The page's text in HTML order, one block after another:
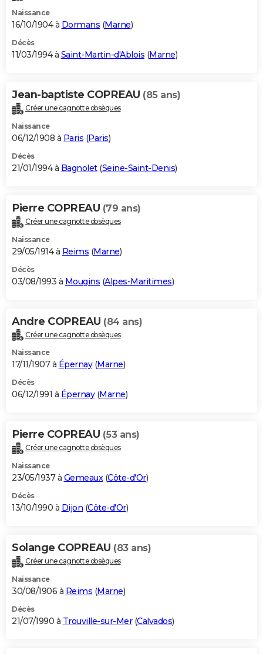
Naissance
16/10/1904 à Dormans (Marne)
Décès
11/03/1994 à Saint-Martin-d'Ablois (Marne)
Jean-baptiste COPREAU (85 ans)
Créer une cagnotte obsèques
Naissance
06/12/1908 à Paris (Paris)
Décès
21/01/1994 à Bagnolet(Seine-Saint-Denis)
Pierre COPREAU (79 ans)
Créer une cagnotte obsèques
Naissance
29/05/1914 à Reims (Marne)
Décès
03/08/1993 à Mougins (Alpes-Maritimes)
Andre COPREAU (84 ans)
Créer une cagnotte obsèques
Naissance
17/11/1907 à Épernay(Marne)
Décès
06/12/1991 à Épernay(Marne)
Pierre COPREAU (53 ans)
Créer une cagnotte obsèques
Naissance
23/05/1937 à Gemeaux(Côte-d'Or)
Décès
13/10/1990 à Dijon (Côte-d'Or)
Solange COPREAU (83 ans)
Créer une cagnotte obsèques
Naissance
30/08/1906 à Reims (Marne)
Décès
21/07/1990 à Trouville-sur-Mer(Calvados)